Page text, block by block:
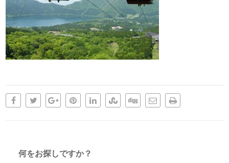
何をお探しですか？